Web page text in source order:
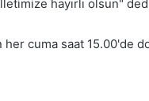
hayırlı olsun"
cuma saat 15.00'de